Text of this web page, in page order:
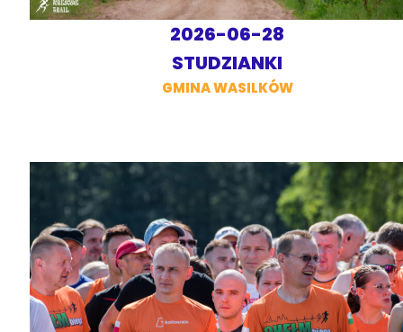
2026-06-28
STUDZIANKI
GMINA WASILKÓW